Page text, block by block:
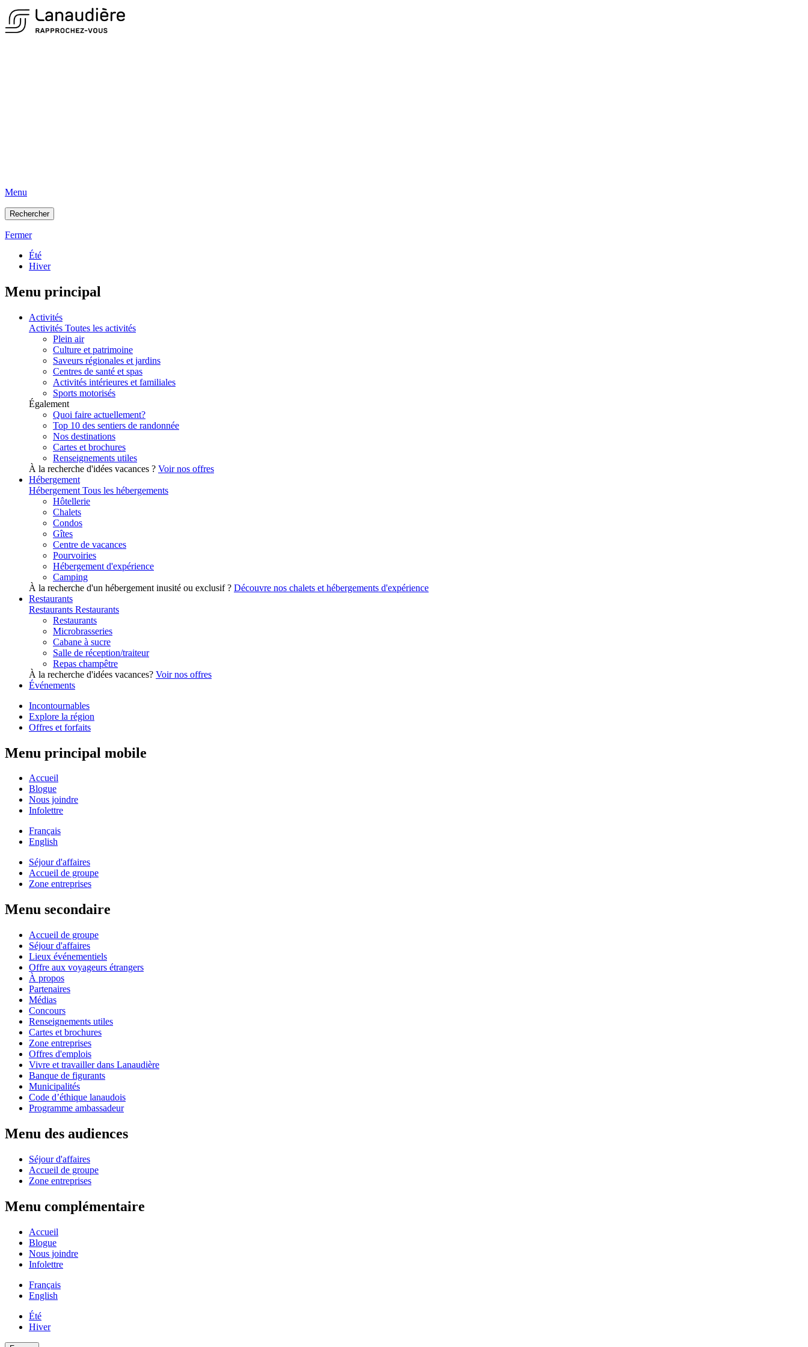
Menu
Rechercher
Fermer
Été
Hiver
Menu principal
Activités
Activités Toutes les activités
Plein air
Culture et patrimoine
Saveurs régionales et jardins
Centres de santé et spas
Activités intérieures et familiales
Sports motorisés
Également
Quoi faire actuellement?
Top 10 des sentiers de randonnée
Nos destinations
Cartes et brochures
Renseignements utiles
À la recherche d'idées vacances ? Voir nos offres
Hébergement
Hébergement Tous les hébergements
Hôtellerie
Chalets
Condos
Gîtes
Centre de vacances
Pourvoiries
Hébergement d'expérience
Camping
À la recherche d'un hébergement inusité ou exclusif ? Découvre nos chalets et hébergements d'expérience
Restaurants
Restaurants Restaurants
Restaurants
Microbrasseries
Cabane à sucre
Salle de réception/traiteur
Repas champêtre
À la recherche d'idées vacances? Voir nos offres
Événements
Incontournables
Explore la région
Offres et forfaits
Menu principal mobile
Accueil
Blogue
Nous joindre
Infolettre
Français
English
Séjour d'affaires
Accueil de groupe
Zone entreprises
Menu secondaire
Accueil de groupe
Séjour d'affaires
Lieux événementiels
Offre aux voyageurs étrangers
À propos
Partenaires
Médias
Concours
Renseignements utiles
Cartes et brochures
Zone entreprises
Offres d'emplois
Vivre et travailler dans Lanaudière
Banque de figurants
Municipalités
Code d’éthique lanaudois
Programme ambassadeur
Menu des audiences
Séjour d'affaires
Accueil de groupe
Zone entreprises
Menu complémentaire
Accueil
Blogue
Nous joindre
Infolettre
Français
English
Été
Hiver